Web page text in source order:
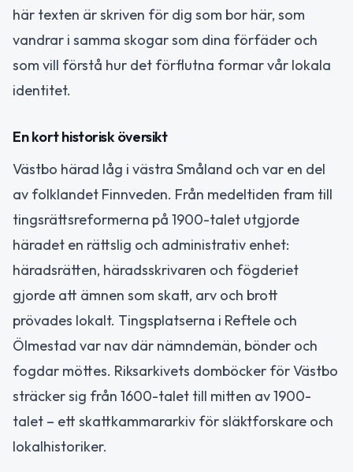
här texten är skriven för dig som bor här, som
vandrar i samma skogar som dina förfäder och
som vill förstå hur det förflutna formar vår lokala
identitet.
En kort historisk översikt
Västbo härad låg i västra Småland och var en del
av folklandet Finnveden. Från medeltiden fram till
tingsrättsreformerna på 1900-talet utgjorde
häradet en rättslig och administrativ enhet:
häradsrätten, häradsskrivaren och fögderiet
gjorde att ämnen som skatt, arv och brott
prövades lokalt. Tingsplatserna i Reftele och
Ölmestad var nav där nämndemän, bönder och
fogdar möttes. Riksarkivets domböcker för Västbo
sträcker sig från 1600-talet till mitten av 1900-
talet – ett skattkammararkiv för släktforskare och
lokalhistoriker.